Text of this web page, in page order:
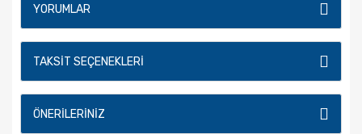
YORUMLAR
TAKSIT SEÇENEKLERI
ÖNERILERINIZ